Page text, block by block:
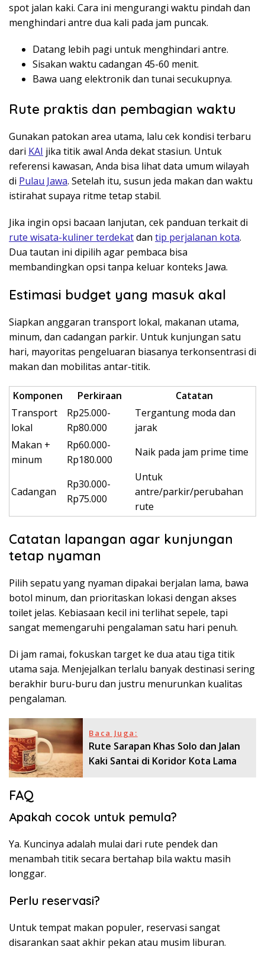
spot jalan kaki. Cara ini mengurangi waktu pindah dan
menghindari antre dua kali pada jam puncak.
Datang lebih pagi untuk menghindari antre.
Sisakan waktu cadangan 45-60 menit.
Bawa uang elektronik dan tunai secukupnya.
Rute praktis dan pembagian waktu
Gunakan patokan area utama, lalu cek kondisi terbaru
dari KAI jika titik awal Anda dekat stasiun. Untuk
referensi kawasan, Anda bisa lihat data umum wilayah
di Pulau Jawa. Setelah itu, susun jeda makan dan waktu
istirahat supaya ritme tetap stabil.
Jika ingin opsi bacaan lanjutan, cek panduan terkait di
rute wisata-kuliner terdekatdan tip perjalanan kota.
Dua tautan ini dipilih agar pembaca bisa
membandingkan opsi tanpa keluar konteks Jawa.
Estimasi budget yang masuk akal
Siapkan anggaran transport lokal, makanan utama,
minum, dan cadangan parkir. Untuk kunjungan satu
hari, mayoritas pengeluaran biasanya terkonsentrasi di
makan dan mobilitas antar-titik.
Komponen Perkiraan
Catatan
Transport
lokal
Rp25.000-
Rp80.000
Tergantung moda dan
jarak
Makan +
minum
Rp60.000-
Rp180.000
Naik pada jam prime time
Cadangan
Rp30.000-
Rp75.000
Untuk
antre/parkir/perubahan
rute
Catatan lapangan agar kunjungan
tetap nyaman
Pilih sepatu yang nyaman dipakai berjalan lama, bawa
botol minum, dan prioritaskan lokasi dengan akses
toilet jelas. Kebiasaan kecil ini terlihat sepele, tapi
sangat memengaruhi pengalaman satu hari penuh.
Di jam ramai, fokuskan target ke dua atau tiga titik
utama saja. Menjejalkan terlalu banyak destinasi sering
berakhir buru-buru dan justru menurunkan kualitas
pengalaman.
Baca Juga:
Rute Sarapan Khas Solo dan Jalan
Kaki Santai di Koridor Kota Lama
FAQ
Apakah cocok untuk pemula?
Ya. Kuncinya adalah mulai dari rute pendek dan
menambah titik secara bertahap bila waktu masih
longgar.
Perlu reservasi?
Untuk tempat makan populer, reservasi sangat
disarankan saat akhir pekan atau musim liburan.